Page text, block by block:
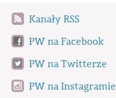
Kanały RSS
PW na Facebook
PW na Twitterze
PW na Instagramie